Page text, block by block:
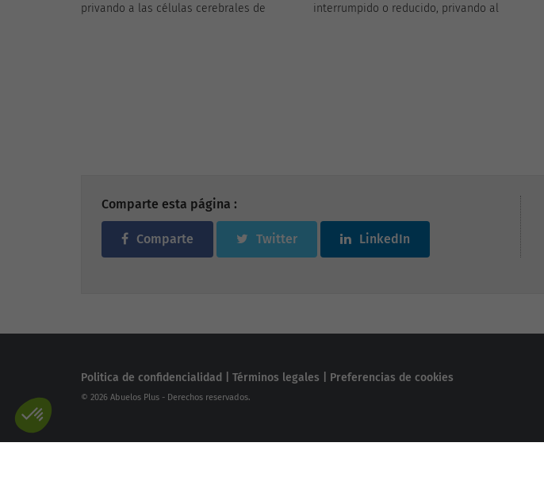
privando a las células cerebrales de
interrumpido o reducido, privando al
Comparte esta página :
Comparte Twitter LinkedIn
Politica de confidencialidad Términos legales Preferencias de cookies
© 2026 Abuelos Plus - Derechos reservados.